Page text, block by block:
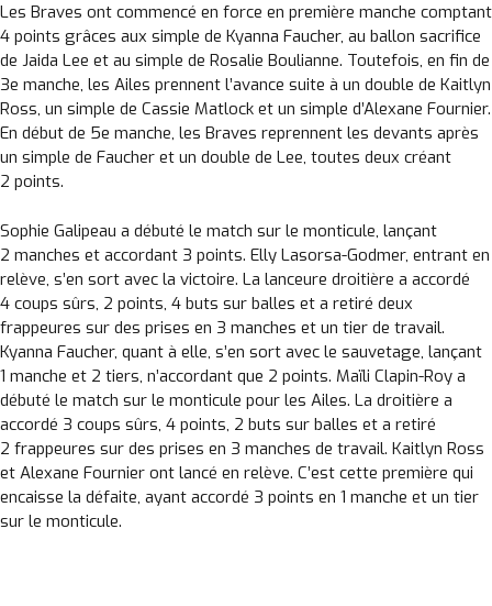
Les Braves ont commencé en force en première manche comptant
4 points grâces aux simple de Kyanna Faucher, au ballon sacrifice
de Jaida Lee et au simple de Rosalie Boulianne. Toutefois, en fin de
3e manche, les Ailes prennent l’avance suite à un double de Kaitlyn
Ross, un simple de Cassie Matlock et un simple d’Alexane Fournier.
En début de 5e manche, les Braves reprennent les devants après
un simple de Faucher et un double de Lee, toutes deux créant
2 points.
Sophie Galipeau a débuté le match sur le monticule, lançant
2 manches et accordant 3 points. Elly Lasorsa-Godmer, entrant en
relève, s’en sort avec la victoire. La lanceure droitière a accordé
4 coups sûrs, 2 points, 4 buts sur balles et a retiré deux
frappeures sur des prises en 3 manches et un tier de travail.
Kyanna Faucher, quant à elle, s’en sort avec le sauvetage, lançant
1 manche et 2 tiers, n’accordant que 2 points. Maïli Clapin-Roy a
débuté le match sur le monticule pour les Ailes. La droitière a
accordé 3 coups sûrs, 4 points, 2 buts sur balles et a retiré
2 frappeures sur des prises en 3 manches de travail. Kaitlyn Ross
et Alexane Fournier ont lancé en relève. C’est cette première qui
encaisse la défaite, ayant accordé 3 points en 1 manche et un tier
sur le monticule.